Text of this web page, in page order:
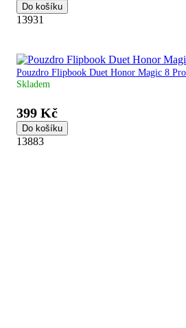
Do košíku
13931
Pouzdro Flipbook Duet Honor Magic 8
Skladem
399 Kč
Do košíku
13883